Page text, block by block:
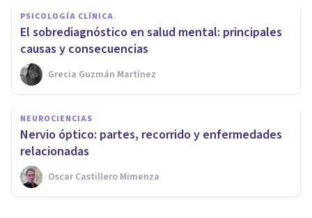
PSICOLOGÍA CLÍNICA
El sobrediagnóstico en salud mental: principales
causas y consecuencias
Grecia Guzmán Martínez
NEUROCIENCIAS
Nervio óptico: partes, recorrido y enfermedades
relacionadas
Oscar Castillero Mimenza